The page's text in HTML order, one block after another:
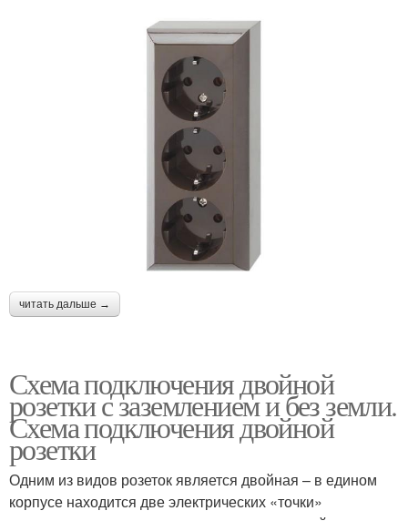
читать дальше →
Схема подключения двойной
розетки с заземлением и без земли.
Схема подключения двойной
розетки
Одним из видов розеток является двойная – в едином
корпусе находится две электрических «точки»